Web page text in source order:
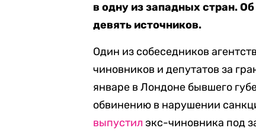
в одну из западных стран.
девять источников.
Один из собеседников
чиновников и депутатов за
январе в Лондоне бывшего
обвинению в нарушении
выпустил экс-чиновника под